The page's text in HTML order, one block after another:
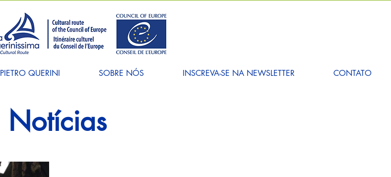
PIETRO QUERINI SOBRE NÓS INSCREVA-SE NA NEWSLETTER CONTATO
Notícias